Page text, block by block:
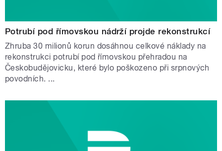
Potrubí pod římovskou nádrží projde rekonstrukcí
Zhruba 30 milionů korun dosáhnou celkové náklady na
rekonstrukci potrubí pod římovskou přehradou na
Českobudějovicku, které bylo poškozeno při srpnových
povodních. ...